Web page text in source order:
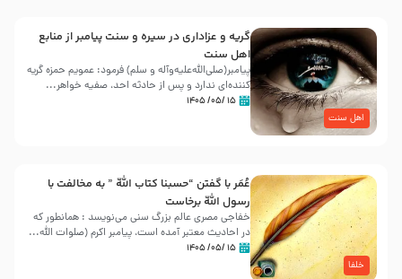
اهل سنت
گریه و عزاداری در سیره و سنت پیامبر از منابع
اهل سنت
پیامبر(صلی‌الله‌علیه‌وآله و سلم) فرمود: عمویم حمزه گریه
کننده‌ای ندارد و پس از حادثه احد، صفیه خواهر...
۱۵ /۰۵/ ۱۴۰۵
خلفا
عُمَر با گفتن “حسبنا كتاب اللّه ” به مخالفت با
رسول اللّه برخاست
خفاجی مصری عالم بزرگ سنی می‌نویسد : همانطور که
در احادیث معتبر آمده است، پیامبر اکرم (صلوات اللّه...
۱۵ /۰۵/ ۱۴۰۵